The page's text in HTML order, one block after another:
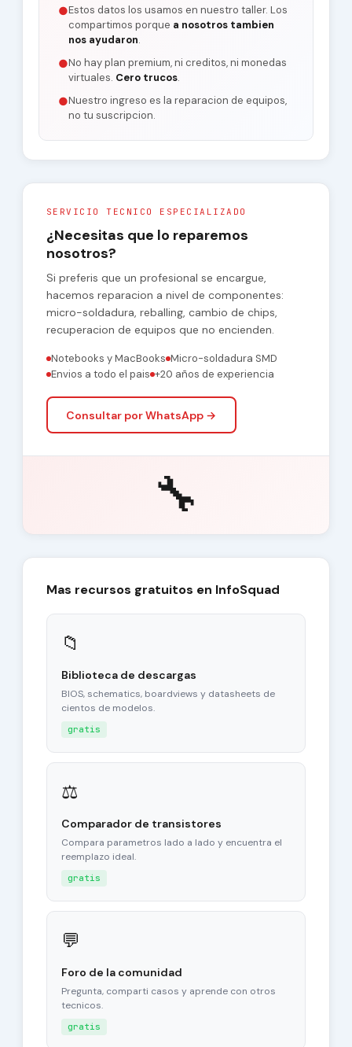
●Estos datos los usamos en nuestro taller. Los
compartimos porque a nosotros tambien
nos ayudaron.
●No hay plan premium, ni creditos, ni monedas
virtuales. Cero trucos.
●Nuestro ingreso es la reparacion de equipos,
no tu suscripcion.
SERVICIO TECNICO ESPECIALIZADO
¿Necesitas que lo reparemos
nosotros?
Si preferis que un profesional se encargue,
hacemos reparacion a nivel de componentes:
micro-soldadura, reballing, cambio de chips,
recuperacion de equipos que no encienden.
Notebooks y MacBooks Micro-soldadura SMD
Envios a todo el pais +20 años de experiencia
Consultar por WhatsApp →
🔧
Mas recursos gratuitos en InfoSquad
📁
Biblioteca de descargas
BIOS, schematics, boardviews y datasheets de
cientos de modelos.
gratis
⚖
Comparador de transistores
Compara parametros lado a lado y encuentra el
reemplazo ideal.
gratis
💬
Foro de la comunidad
Pregunta, comparti casos y aprende con otros
tecnicos.
gratis